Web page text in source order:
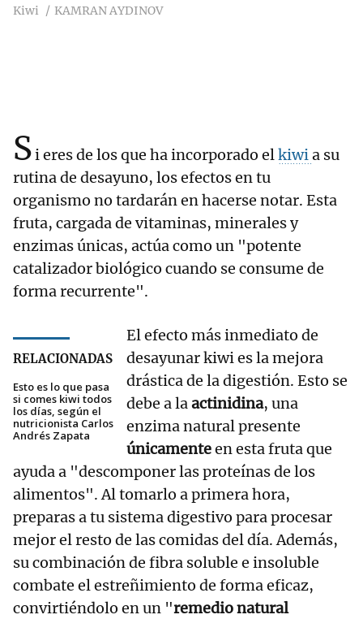
Kiwi KAMRAN AYDINOV
Si eres de los que ha incorporado elkiwia su
rutina de desayuno, los efectos en tu
organismo no tardarán en hacerse notar. Esta
fruta, cargada de vitaminas, minerales y
enzimas únicas, actúa como un "potente
catalizador biológico cuando se consume de
forma recurrente".
RELACIONADAS
Esto es lo que pasa
si comes kiwi todos
los días, según el
nutricionista Carlos
Andrés Zapata
El efecto más inmediato de
desayunar kiwi es la mejora
drástica de la digestión. Esto se
debe a laactinidina, una
enzima natural presente
únicamenteen esta fruta que
ayuda a "descomponer las proteínas de los
alimentos". Al tomarlo a primera hora,
preparas a tu sistema digestivo para procesar
mejor el resto de las comidas del día. Además,
su combinación de fibra soluble e insoluble
combate el estreñimiento de forma eficaz,
convirtiéndolo en un "remedio natural